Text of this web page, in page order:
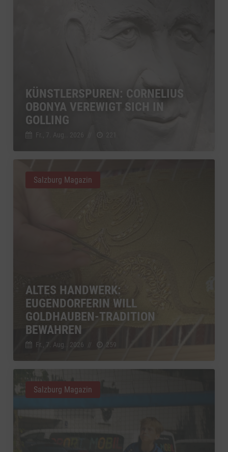
KÜNSTLERSPUREN: CORNELIUS
OBONYA VEREWIGT SICH IN
GOLLING
Fr., 7. Aug.. 2026
ALTES HANDWERK:
EUGENDORFERIN WILL
GOLDHAUBEN-TRADITION
BEWAHREN
Fr., 7. Aug.. 2026 // 259
Salzburg Magazin
Salzburg Magazin